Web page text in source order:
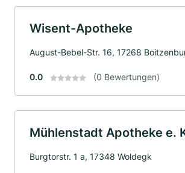
Wisent-Apotheke
August-Bebel-Str. 16, 17268
0.0 (0 Bewertungen)
Mühlenstadt Apotheke e.
Burgtorstr. 1 a, 17348 Woldegk